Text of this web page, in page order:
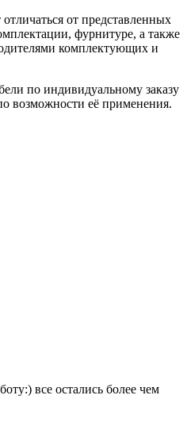
от представленных
фурнитуре, а также
комплектующих и
по индивидуальному заказу
возможности её применения.
все остались более чем